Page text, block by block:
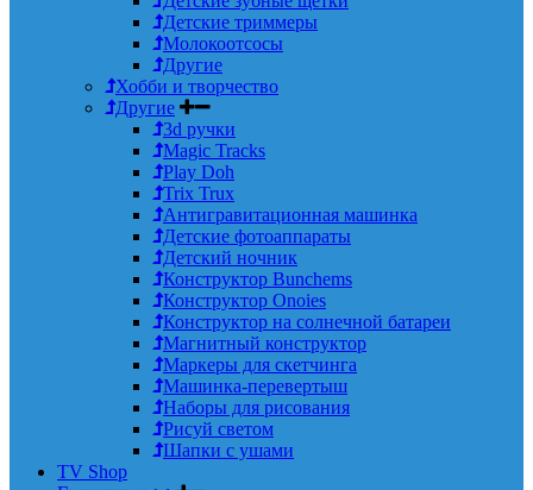
Детские триммеры
Молокоотсосы
Другие
Хобби и творчество
Другие
3d ручки
Magic Tracks
Play Doh
Trix Trux
Антигравитационная машинка
Детские фотоаппараты
Детский ночник
Конструктор Bunchems
Конструктор Onoies
Конструктор на солнечной батареи
Магнитный конструктор
Маркеры для скетчинга
Машинка-перевертыш
Наборы для рисования
Рисуй светом
Шапки с ушами
TV Shop